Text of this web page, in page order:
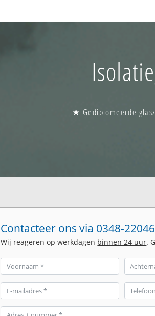
★ Gediplomeerde
Contacteer ons via 0348-
Wij reageren op werkdagen binnen 24 uur.